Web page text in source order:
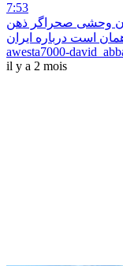
7:53
وحشی صحراگر ذهن
است درباره ایران
awesta7000-
il y a 2 mois